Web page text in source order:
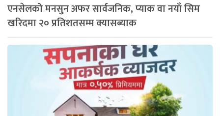
एनसेलको मनसुन अफर सार्वजनिक, प्याक वा नयाँ सिम
खरिदमा २० प्रतिशतसम्म क्यासब्याक